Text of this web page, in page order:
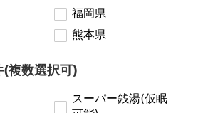
福岡県
熊本県
複数選択可)
スーパー銭湯(仮眠